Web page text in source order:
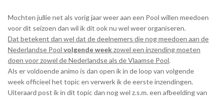
Mochten jullie net als vorig jaar weer aan een Pool willen meedoen
voor dit seizoen dan wil ik dit ook nu wel weer organiseren.
Dat betekent dan wel dat de deelnemers die nog meedoen aan de
Nederlandse Pool volgende weekzowel een inzending moeten
doen voor zowel de Nederlandse als de Vlaamse Pool.
Als er voldoende animo is dan open ik in de loop van volgende
week officieel het topic en verwerk ik de eerste inzendingen.
Uiteraard post ik in dit topic dan nog wel z.s.m. een afbeelding van